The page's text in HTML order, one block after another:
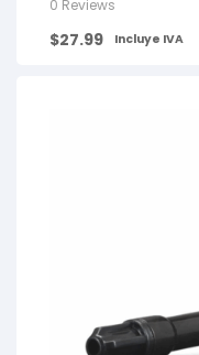
0 Reviews
$27.99 Incluye IVA